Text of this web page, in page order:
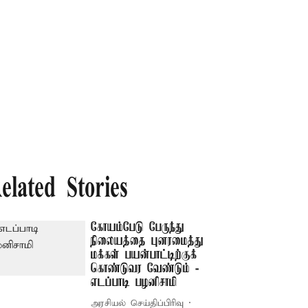
Stories
கோயம்பேடு பேருந்து
நிலையத்தை புனரமைத்து
மக்கள் பயன்பாட்டிற்குக்
கொண்டுவர வேண்டும் -
எடப்பாடி பழனிசாமி
அரசியல் செய்திப்பிரிவு